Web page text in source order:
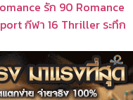
รัก 90 Romance
กีฬา 16 Thriller ระทึก